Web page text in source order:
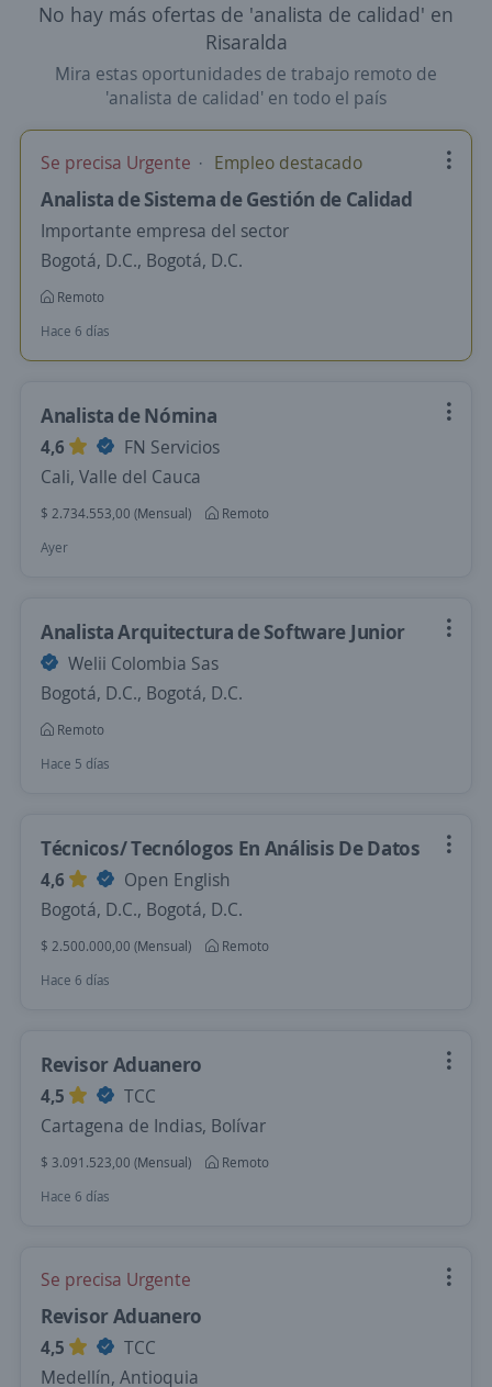
No hay más ofertas de 'analista de calidad' en
Risaralda
Mira estas oportunidades de trabajo remoto de
'analista de calidad' en todo el país
Se precisa Urgente Empleo destacado
Analista de Sistema de Gestión de Calidad
Importante empresa del sector
Bogotá, D.C., Bogotá, D.C.
Remoto
Hace 6 días
Analista de Nómina
4,6
FN Servicios
Cali, Valle del Cauca
$ 2.734.553,00 (Mensual)
Remoto
Ayer
Analista Arquitectura de Software Junior
Welii Colombia Sas
Bogotá, D.C., Bogotá, D.C.
Remoto
Hace 5 días
Técnicos/ Tecnólogos En Análisis De Datos
4,6
Open English
Bogotá, D.C., Bogotá, D.C.
$ 2.500.000,00 (Mensual)
Remoto
Hace 6 días
Revisor Aduanero
4,5
TCC
Cartagena de Indias, Bolívar
$ 3.091.523,00 (Mensual)
Remoto
Hace 6 días
Se precisa Urgente
Revisor Aduanero
4,5
TCC
Medellín, Antioquia